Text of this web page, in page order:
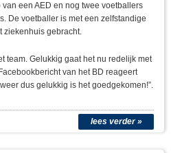
een AED en nog twee voetballers
De voetballer is met een zelfstandige
ziekenhuis gebracht.
team. Gelukkig gaat het nu redelijk met
van het BD reageert
dus gelukkig is het goedgekomen!”.
lees verder »